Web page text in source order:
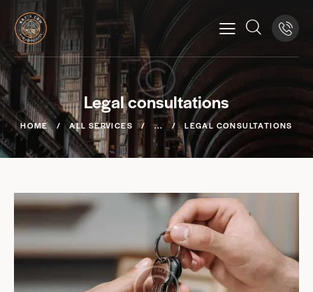
Legal consultations
HOME ALL SERVICES ... LEGAL CONSULTATIONS